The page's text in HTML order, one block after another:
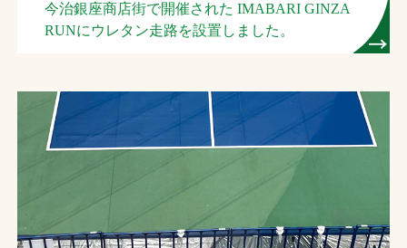
今治銀座商店街で開催された IMABARI GINZA
RUNにウレタン走路を設置しました。